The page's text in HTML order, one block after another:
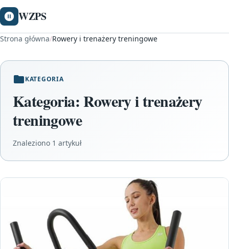
WZPS
Strona główna/Rowery i trenażery treningowe
KATEGORIA
Kategoria:Rowery i trenażery
treningowe
Znaleziono 1 artykuł